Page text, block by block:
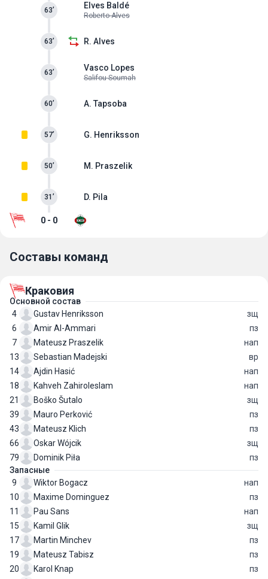
D. Pila
31’
M. Praszelik
50’
G. Henriksson
57’
60’ A. Tapsoba
63’ Vasco Lopes
Salifou Soumah
63’ R. Alves
63’ Elves Baldé
Roberto Alves
0 - 0
Составы команд
Краковия
Основной состав
4
Gustav Henriksson
зщ
6
Amir Al-Ammari
пз
7
Mateusz Praszelik
нап
13
Sebastian Madejski
вр
14
Ajdin Hasić
нап
18
Kahveh Zahiroleslam
нап
21
Boško Šutalo
зщ
39
Mauro Perković
пз
43
Mateusz Klich
пз
66
Oskar Wójcik
зщ
79
Dominik Piła
пз
Запасные
9
Wiktor Bogacz
нап
10
Maxime Dominguez
пз
11
Pau Sans
нап
15
Kamil Glik
зщ
17
Martin Minchev
пз
19
Mateusz Tabisz
пз
20
Karol Knap
пз